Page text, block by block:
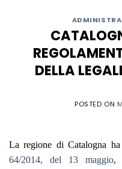
DELLA
POSTED ON
La regione di Catalogna
64/2014, del 13 maggio,